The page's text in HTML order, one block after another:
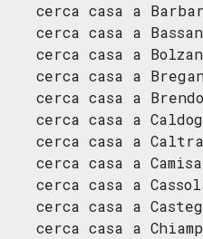
cerca casa a
cerca casa a
cerca casa a
cerca casa a
cerca casa a
cerca casa a
cerca casa a
cerca casa a
cerca casa a
cerca casa a
cerca casa a